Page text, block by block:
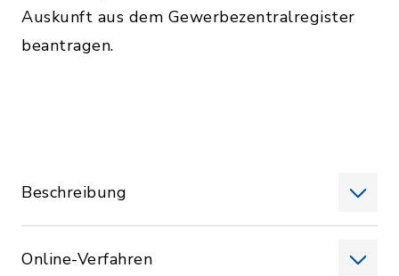
Auskunft aus dem Gewerbezentralregister
beantragen.
Beschreibung
Online-Verfahren